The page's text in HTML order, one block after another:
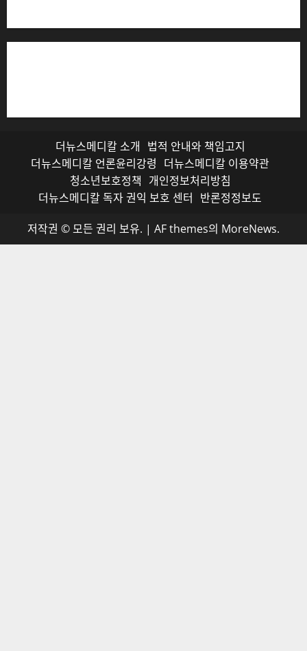
더뉴스메디칼 소개 법적 안내와 책임고지
더뉴스메디칼 언론윤리강령 더뉴스메디칼 이용약관
청소년보호정책 개인정보처리방침
더뉴스메디칼 독자 권익 보호 센터 반론정정보도
저작권 © 모든 권리 보유. | AF themes의 MoreNews.